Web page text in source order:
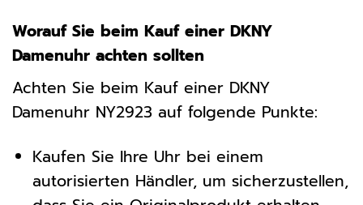
Worauf Sie beim Kauf einer DKNY
Damenuhr achten sollten
Achten Sie beim Kauf einer DKNY
Damenuhr NY2923 auf folgende Punkte:
Kaufen Sie Ihre Uhr bei einem
autorisierten Händler, um sicherzustellen,